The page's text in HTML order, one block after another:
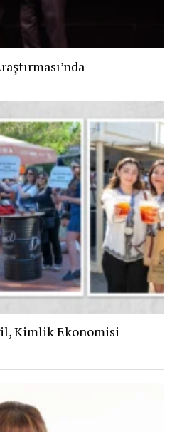
Kimlik Ekonomisi